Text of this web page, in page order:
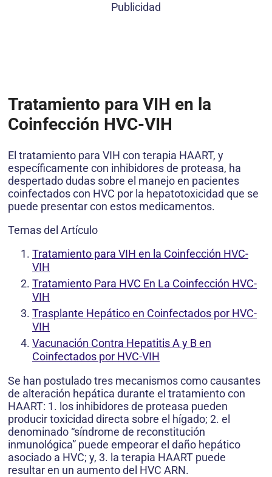
Publicidad
Tratamiento para VIH en la
Coinfección HVC-VIH
El tratamiento para VIH con terapia HAART, y
específicamente con inhibidores de proteasa, ha
despertado dudas sobre el manejo en pacientes
coinfectados con HVC por la hepatotoxicidad que se
puede presentar con estos medicamentos.
Temas del Artículo
Tratamiento para VIH en la Coinfección HVC-
VIH
Tratamiento Para HVC En La Coinfección HVC-
VIH
Trasplante Hepático en Coinfectados por HVC-
VIH
Vacunación Contra Hepatitis A y B en
Coinfectados por HVC-VIH
Se han postulado tres mecanismos como causantes
de alteración hepática durante el tratamiento con
HAART: 1. los inhibidores de proteasa pueden
producir toxicidad directa sobre el hígado; 2. el
denominado “síndrome de reconstitución
inmunológica” puede empeorar el daño hepático
asociado a HVC; y, 3. la terapia HAART puede
resultar en un aumento del HVC ARN.